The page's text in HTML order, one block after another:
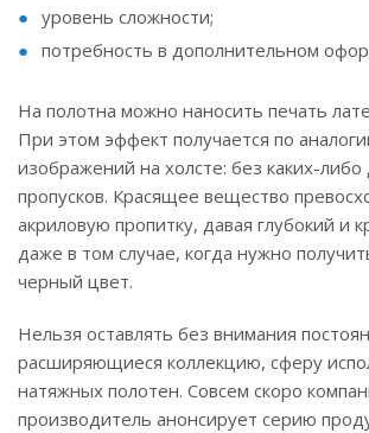
уровень сложности;
потребность в дополнительном
На полотна можно наносить печать
При этом эффект получается по
изображений на холсте: без каких-
пропусков. Красящее вещество
акриловую пропитку, давая глубокий и
даже в том случае, когда нужно
черный цвет.
Нельзя оставлять без внимания
расширяющиеся коллекцию, сферу
натяжных полотен. Совсем скоро
производитель анонсирует серию